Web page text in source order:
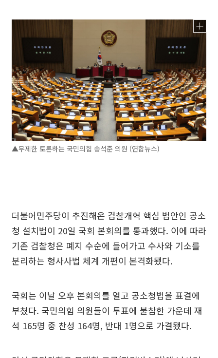
▲무제한 토론하는 국민의힘 송석준 의원 (연합뉴스)
더불어민주당이 추진해온 검찰개혁 핵심 법안인 공소
청 설치법이 20일 국회 본회의를 통과했다. 이에 따라
기존 검찰청은 폐지 수순에 들어가고 수사와 기소를
분리하는 형사사법 체계 개편이 본격화됐다.
국회는 이날 오후 본회의를 열고 공소청법을 표결에
부쳤다. 국민의힘 의원들이 투표에 불참한 가운데 재
석 165명 중 찬성 164명, 반대 1명으로 가결됐다.